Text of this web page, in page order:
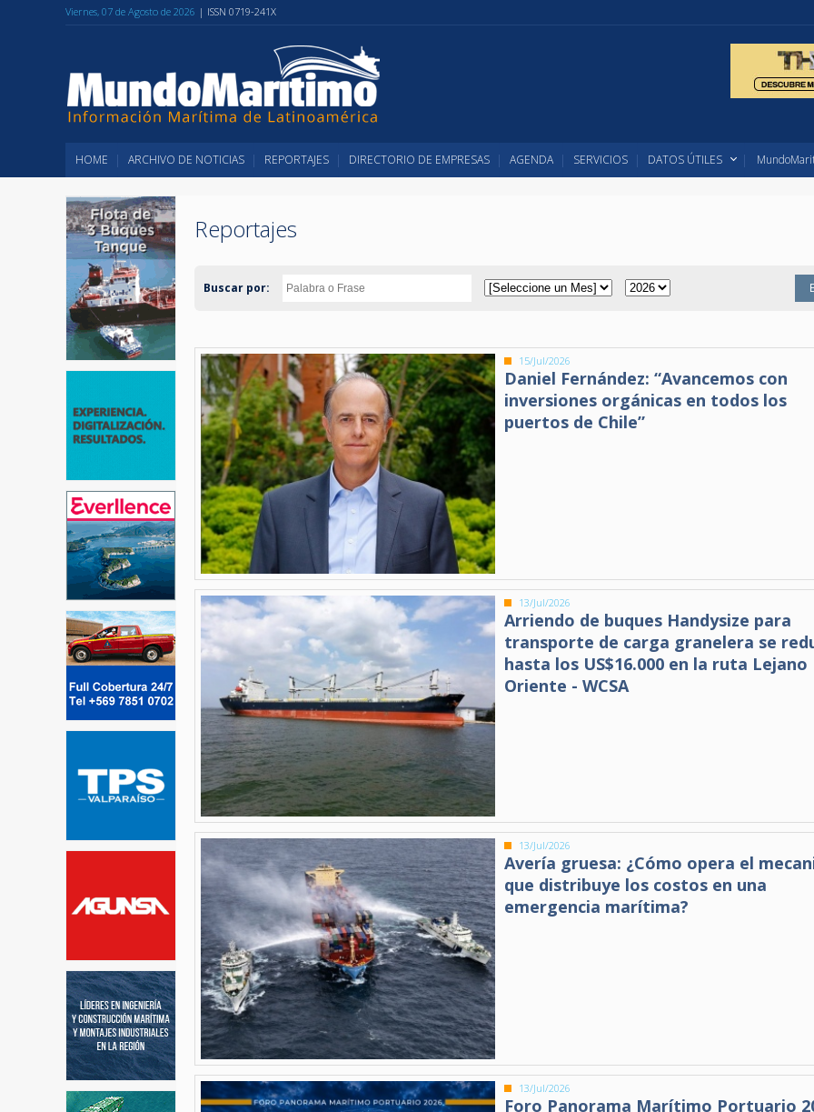
Viernes, 07 de Agosto de 2026 | ISSN 0719-241X
HOME ARCHIVO DE NOTICIAS REPORTAJES DIRECTORIO DE EMPRESAS AGENDA SERVICIOS DATOS ÚTILES
Reportajes
Buscar por:
15/Jul/2026
Daniel Fernández: “Avancemos con
inversiones orgánicas en todos los
puertos de Chile”
13/Jul/2026
Arriendo de buques Handysize para
transporte de carga granelera se
hasta los US$16.000 en la ruta Lejano
Oriente - WCSA
13/Jul/2026
Avería gruesa: ¿Cómo opera el
que distribuye los costos en una
emergencia marítima?
13/Jul/2026
Foro Panorama Marítimo Portuario